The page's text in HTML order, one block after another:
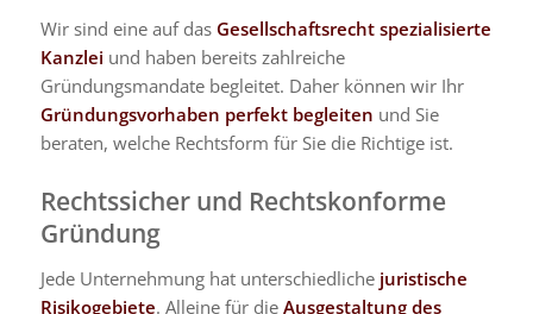
Wir sind eine auf das Gesellschaftsrecht spezialisierte
Kanzlei und haben bereits zahlreiche
Gründungsmandate begleitet. Daher können wir Ihr
Gründungsvorhaben perfekt begleiten und Sie
beraten, welche Rechtsform für Sie die Richtige ist.
Rechtssicher und Rechtskonforme
Gründung
Jede Unternehmung hat unterschiedliche juristische
Risikogebiete. Alleine für die Ausgestaltung des